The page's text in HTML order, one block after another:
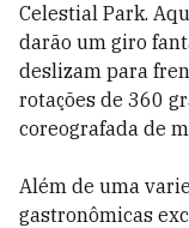
Celestial Park.
darão um giro
deslizam para
rotações de 360
coreografada de
Além de uma
gastronômicas